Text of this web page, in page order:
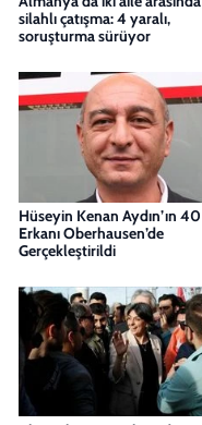
silahlı çatışma: 4 yaralı,
soruşturma sürüyor
Hüseyin Kenan Aydın’ın 40
Erkanı Oberhausen’de
Gerçekleştirildi